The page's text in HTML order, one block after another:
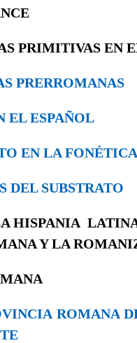
PRIMITIVAS EN
PRERRO­MANAS
EL ESPAÑOL
EN LA
DEL SUBSTRATO
HISPANIA
Y LA
ROMANA